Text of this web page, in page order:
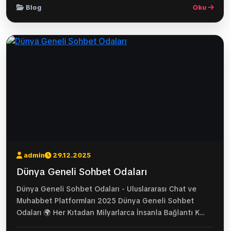
Blog Oku
admin 29.12.2025
Dünya Geneli Sohbet Odaları
Dünya Geneli Sohbet Odaları - Uluslararası Chat ve
Muhabbet Platformları 2025 Dünya Geneli Sohbet
Odaları 🌍 Her Kıtadan Milyarlarca İnsanla Bağlantı K...